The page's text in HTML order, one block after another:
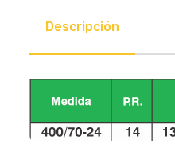
Descripción